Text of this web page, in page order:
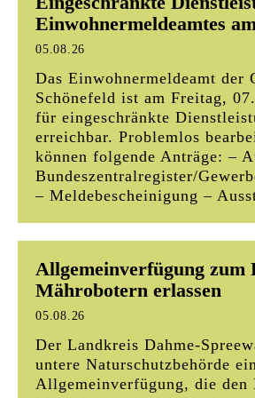
beschädigte und/oder
sollen und müssen weiterhin als
werden.
Einige Beispiele zur richtigen
hier:
Geeignet für die
– Oberbekleidung wie Jacken,
– auch aus Leder oder mit
Tücher, Handschuhe,
oder Rucksäcke
– Bettwaren wie Daunendecken,
Kissen und Matratzenschoner
– Bett- und Tischwäsche, Hand-,
Badetücher
Einwohnermeldeamtes
05.08.26
Das Einwohnermeldeamt der
Schönefeld ist am Freitag,
für eingeschränkte
erreichbar. Problemlos
können folgende Anträge: –
Bundeszentralregister/
– Meldebescheinigung –
Allgemeinverfügung zum
Mährobotern erlassen
05.08.26
Der Landkreis Dahme-
untere Naturschutzbehörde
Allgemeinverfügung, die den